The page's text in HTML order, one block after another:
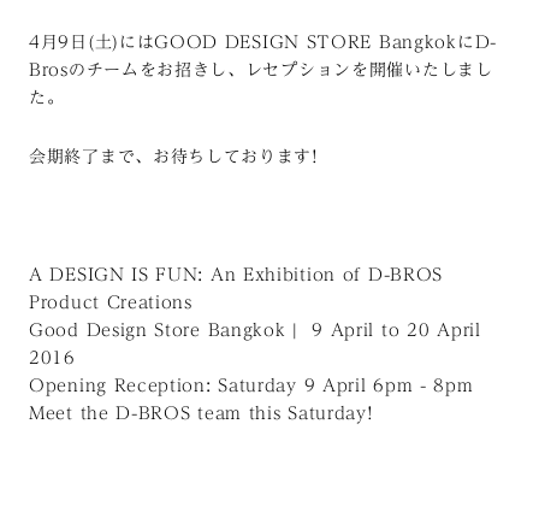
4月9日(土)にはGOOD DESIGN STORE BangkokにD-
Brosのチームをお招きし、レセプションを開催いたしまし
た。
会期終了まで、お待ちしております!
A DESIGN IS FUN: An Exhibition of D-BROS
Product Creations
Good Design Store Bangkok | 9 April to 20 April
2016
Opening Reception: Saturday 9 April 6pm - 8pm
Meet the D-BROS team this Saturday!